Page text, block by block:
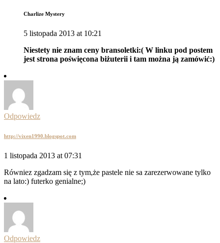
Charlize Mystery
5 listopada 2013 at 10:21
Niestety nie znam ceny bransoletki:( W linku pod postem
jest strona poświęcona biżuterii i tam można ją zamówić:)
Odpowiedz
http://vixen1990.blogspot.com
1 listopada 2013 at 07:31
Równiez zgadzam się z tym,że pastele nie sa zarezerwowane tylko
na lato:) futerko genialne;)
Odpowiedz